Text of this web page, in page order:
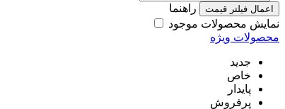
اعمال فیلتر قیمت
راهنما
نمایش محصولات موجود
محصولات ویژه
جدید
خاص
پایدار
پرفروش